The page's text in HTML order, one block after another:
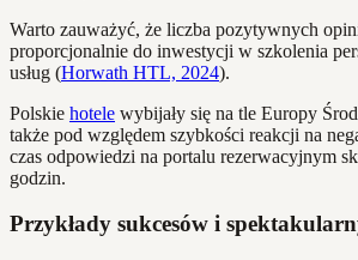
Warto zauważyć, że liczba pozytywnych
proporcjonalnie do inwestycji w szkolenia
usług (Horwath HTL, 2024).
Polskie hotele wybijały się na tle Europy
także pod względem szybkości reakcji na
czas odpowiedzi na portalu rezerwacyjnym
godzin.
Przykłady sukcesów i